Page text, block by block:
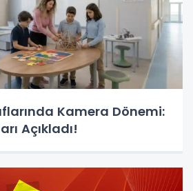
Kamera Dönemi:
Açıkladı!